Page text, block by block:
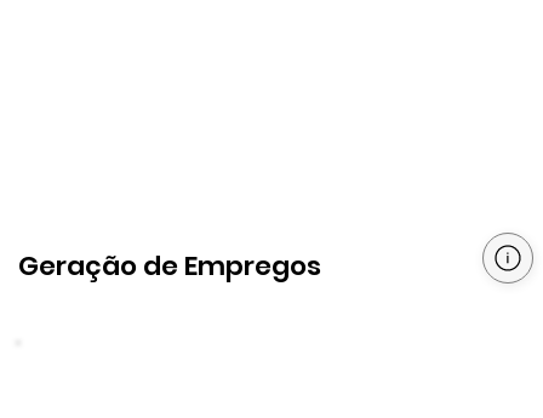
Geração de Empregos